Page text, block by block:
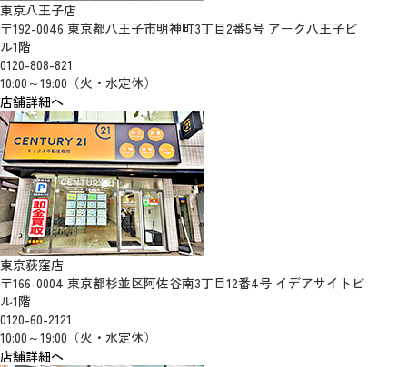
東京八王子店
〒192-0046 東京都八王子市明神町3丁目2番5号 アーク八王子ビ
ル1階
0120-808-821
10:00～19:00（火・水定休）
店舗詳細へ
東京荻窪店
〒166-0004 東京都杉並区阿佐谷南3丁目12番4号 イデアサイトビ
ル1階
0120-60-2121
10:00～19:00（火・水定休）
店舗詳細へ